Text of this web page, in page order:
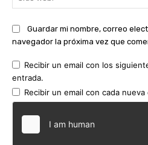
Guardar mi nombre, correo
navegador la próxima vez que
Recibir un email con los
entrada.
Recibir un email con cada nueva